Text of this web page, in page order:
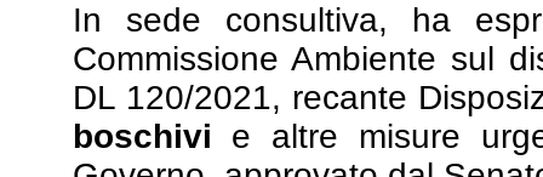
In sede consultiva, ha
Commissione Ambiente sul
DL 120/2021, recante
boschivi e altre misure